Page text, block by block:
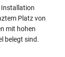
Installation
Platz von
mit hohen
belegt sind.